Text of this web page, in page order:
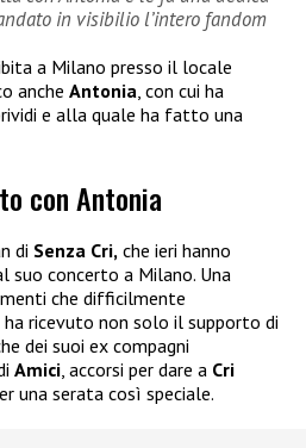
in visibilio l’intero fandom
a Milano presso il locale
anche Antonia , con cui ha
e alla quale ha fatto una
con Antonia
di Senza Cri, che ieri hanno
suo concerto a Milano. Una
che difficilmente
ha ricevuto non solo il supporto di
dei suoi ex compagni
Amici, accorsi per dare a Cri
una serata così speciale.